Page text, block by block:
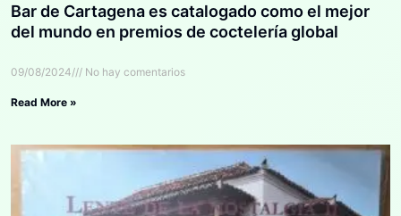
Bar de Cartagena es catalogado como el mejor
del mundo en premios de coctelería global
09/08/2024 No hay comentarios
Read More »